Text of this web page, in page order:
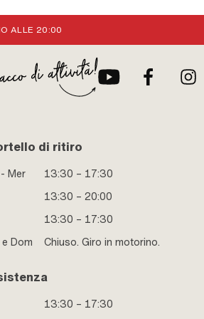
ALLE 20:00
di ritiro
Mer
13:30 – 17:30
13:30 – 20:00
13:30 – 17:30
Dom
Chiuso. Giro in motorino.
13:30 – 17:30